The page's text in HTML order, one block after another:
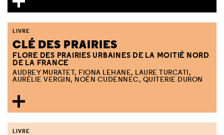
CLÉ DES PRAIRIES
FLORE DES PRAIRIES URBAINES DE LA MOITIÉ NORD
DE LA FRANCE
LIVRE
AUDREY MURATET, FIONA LEHANE, LAURE TURCATI,
AURÉLIE VERGIN, NOËN CUDENNEC, QUITERIE DURON
LIVRE